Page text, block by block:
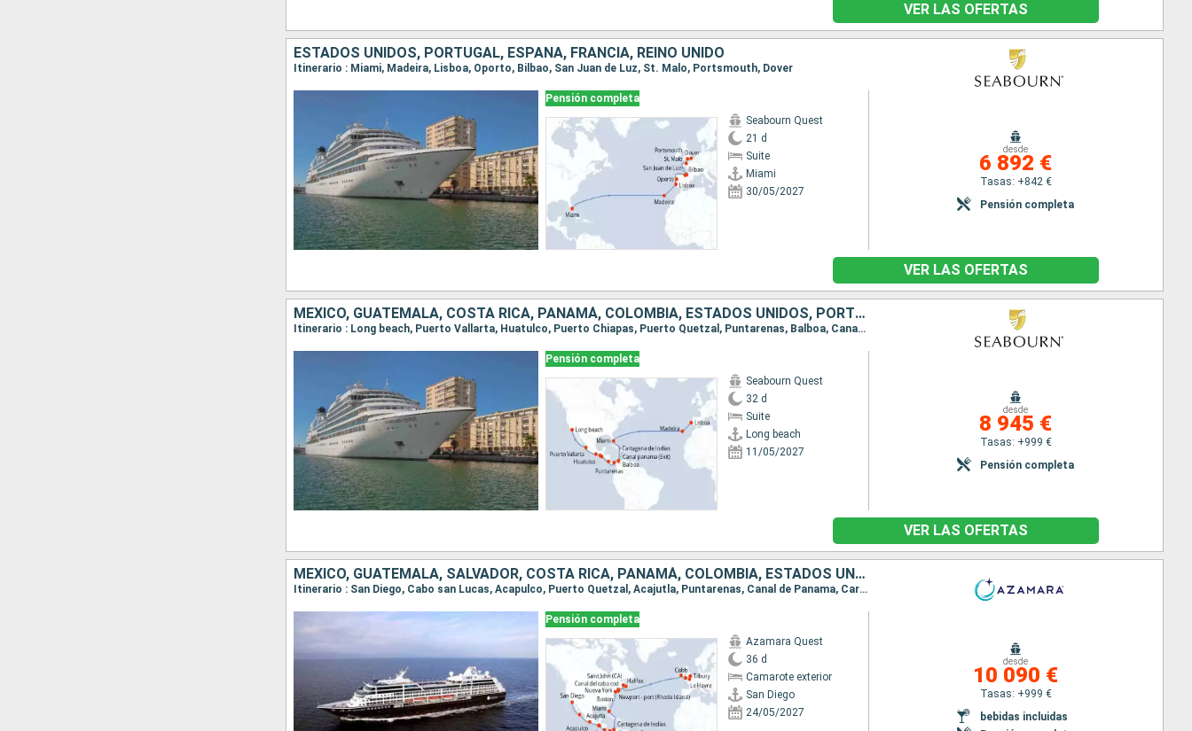
VER LAS OFERTAS
ESTADOS UNIDOS, PORTUGAL, ESPAÑA, FRANCIA, REINO UNIDO
Itinerario : Miami, Madeira, Lisboa, Oporto, Bilbao, San Juan de Luz, St. Malo, Portsmouth, Dover
Pensión completa
Seabourn Quest
21 d
Suite
Miami
30/05/2027
desde
6 892 €
Tasas: +842 €
Pensión completa
VER LAS OFERTAS
MÉXICO, GUATEMALA, COSTA RICA, PANAMÁ, COLOMBIA, ESTADOS UNIDOS, PORTUGAL
Itinerario : Long beach, Puerto Vallarta, Huatulco, Puerto Chiapas, Puerto Quetzal, Puntarenas, Balboa, Canal panama (Exit), Cartagena de Indias, Miami, Madeira, Lisboa
Pensión completa
Seabourn Quest
32 d
Suite
Long beach
11/05/2027
desde
8 945 €
Tasas: +999 €
Pensión completa
VER LAS OFERTAS
MÉXICO, GUATEMALA, SALVADOR, COSTA RICA, PANAMÁ, COLOMBIA, ESTADOS UNIDOS, CANADÁ, IRLANDA, FRANCIA, REINO UNIDO
Itinerario : San Diego, Cabo san Lucas, Acapulco, Puerto Quetzal, Acajutla, Puntarenas, Canal de Panama, Cartagena de Indias, Miami, Nueva York, Newport - port (Rhode Island), Canal del cabo cod, Boston, Halifax, Saint John, Cobh, Plymouth, Le Havre, Tilbury
Pensión completa
Azamara Quest
36 d
Camarote exterior
San Diego
24/05/2027
desde
10 090 €
Tasas: +999 €
bebidas incluidas